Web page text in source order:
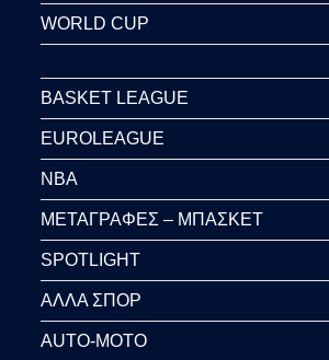
WORLD CUP
BASKET LEAGUE
EUROLEAGUE
NBA
ΜΕΤΑΓΡΑΦΕΣ – ΜΠΑΣΚΕΤ
SPOTLIGHT
ΑΛΛΑ ΣΠΟΡ
AUTO-MOTO